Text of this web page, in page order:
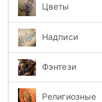
Цветы
Надписи
Фэнтези
Религиозные